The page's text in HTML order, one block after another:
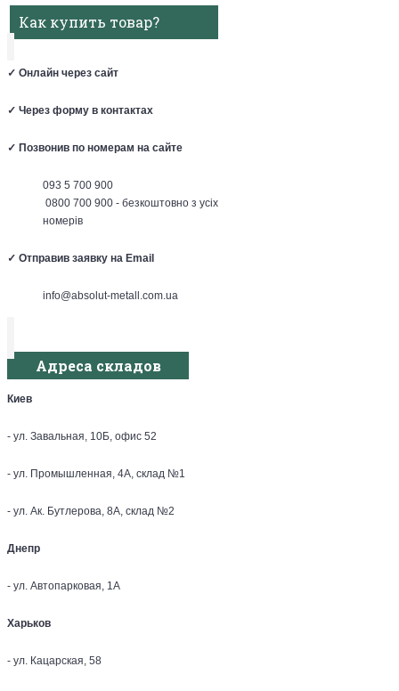
Как купить товар?
✓ Онлайн через сайт
✓ Через форму в контактах
✓ Позвонив по номерам на сайте
093 5 700 900
0800 700 900 - безкоштовно з усіх
номерів
✓ Отправив заявку на Email
info@absolut-metall.com.ua
Адреса складов
Киев
- ул. Завальная, 10Б, офис 52
- ул. Промышленная, 4А, склад №1
- ул. Ак. Бутлерова, 8А, склад №2
Днепр
- ул. Автопарковая, 1А
Харьков
- ул. Кацарская, 58